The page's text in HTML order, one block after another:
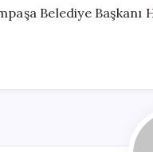
Belediye